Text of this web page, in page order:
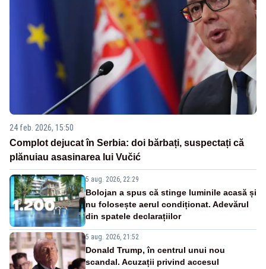
24 feb. 2026, 15:50
Complot dejucat în Serbia: doi bărbați, suspectați că
plănuiau asasinarea lui Vučić
5 aug. 2026, 22:29
Bolojan a spus că stinge luminile acasă și
nu folosește aerul condiționat. Adevărul
din spatele declarațiilor
5 aug. 2026, 21:52
Donald Trump, în centrul unui nou
scandal. Acuzații privind accesul